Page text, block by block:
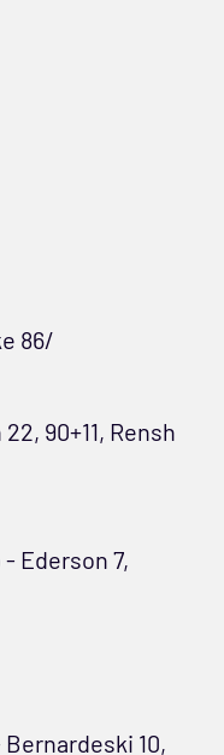
86/
90+11, Rensh
Ederson 7,
10,